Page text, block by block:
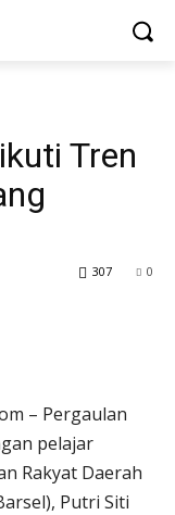
Tren
0
307
– Pergaulan
pelajar
Rakyat Daerah
Putri Siti